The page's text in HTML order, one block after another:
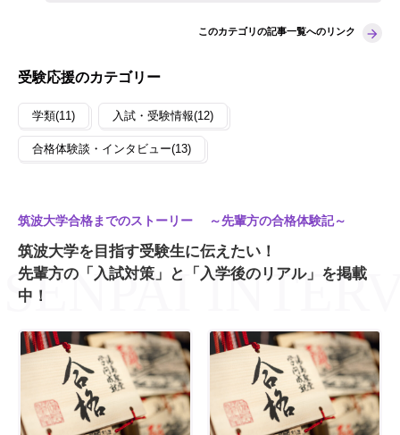
このカテゴリの記事一覧へのリンク
受験応援のカテゴリー
学類(11) 入試・受験情報(12)
合格体験談・インタビュー(13)
筑波大学合格までのストーリー ～先輩方の合格体験記～
筑波大学を目指す受験生に伝えたい！
先輩方の「入試対策」と「入学後のリアル」を掲載
中！